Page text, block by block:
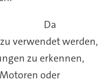
Da
verwendet werden,
zu erkennen,
oder